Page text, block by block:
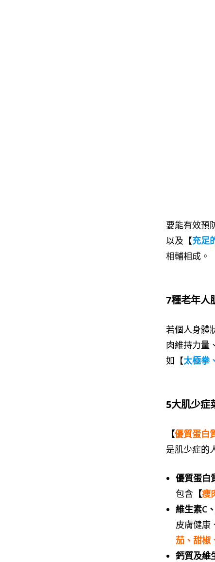
要能有效預
以及【充足
相輔相成。
7種老年人
若個人身體
肉維持力量
如【太極拳
5大肌少症
【優質蛋白
是肌少症的
優質蛋白
包含 【瘦
維生素C
皮膚健康
茄、甜椒
鈣質及維